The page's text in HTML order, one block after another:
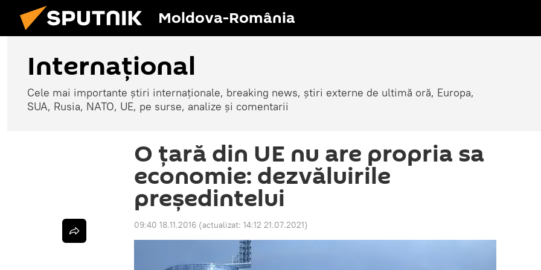
Moldova-România
Internaţional
Cele mai importante știri internaționale, breaking news, știri externe de ultimă oră, Europa,
SUA, Rusia, NATO, UE, pe surse, analize și comentarii
O țară din UE nu are propria sa
economie: dezvăluirile
președintelui
09:40 18.11.2016 (actualizat: 14:12 21.07.2021)